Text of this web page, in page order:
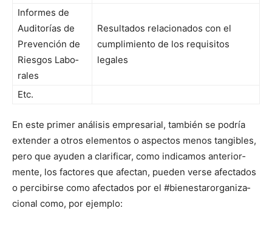
Informes de
Audi­torías de
Pre­ven­ción de
Ries­gos Lab­o­
rales
Resul­ta­dos rela­ciona­dos con el
cumplim­ien­to de los req­ui­si­tos
legales
Etc.
En este primer análi­sis empre­sar­i­al, tam­bién se podría
exten­der a otros ele­men­tos o aspec­tos menos tan­gi­bles,
pero que ayu­den a clar­i­ficar, como indicamos ante­ri­or­
mente, los fac­tores que afectan, pueden verse afec­ta­dos
o percibirse como afec­ta­dos por el #bien­es­taror­ga­ni­za­
cional como, por ejem­p­lo: